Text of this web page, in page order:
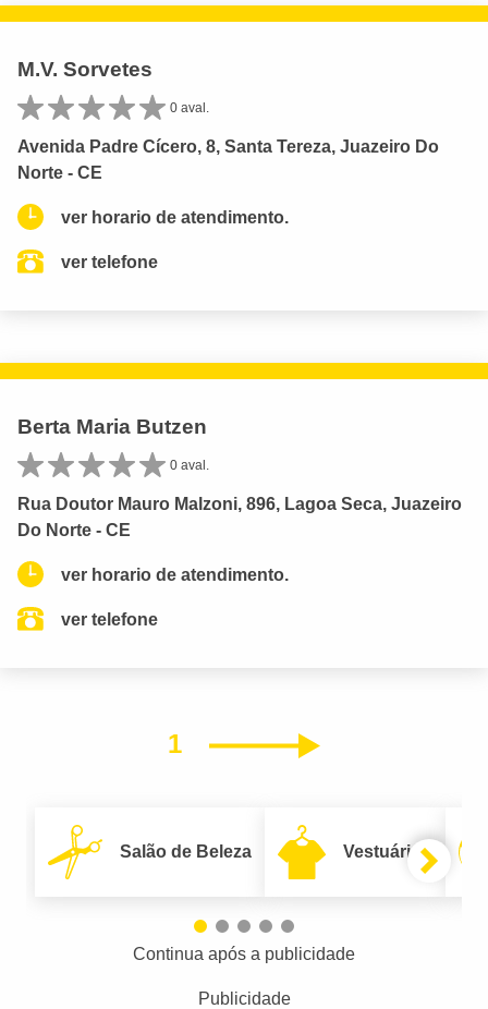
M.V. Sorvetes
0 aval.
Avenida Padre Cícero, 8, Santa Tereza, Juazeiro Do
Norte - CE
ver horario de atendimento.
ver telefone
Berta Maria Butzen
0 aval.
Rua Doutor Mauro Malzoni, 896, Lagoa Seca, Juazeiro
Do Norte - CE
ver horario de atendimento.
ver telefone
1 Próximo
Salão de Beleza Vestuário
Continua após a publicidade
Publicidade